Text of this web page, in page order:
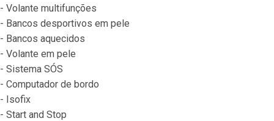
- Volante multifunções
- Bancos desportivos em pele
- Bancos aquecidos
- Volante em pele
- Sistema SÓS
- Computador de bordo
- Isofix
- Start and Stop